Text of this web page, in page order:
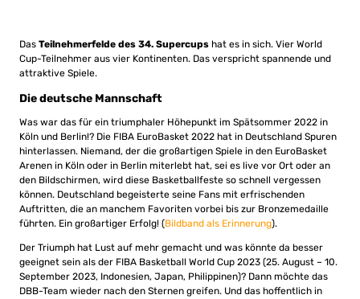
Das Teilnehmerfelde des 34. Supercups hat es in sich. Vier World
Cup-Teilnehmer aus vier Kontinenten. Das verspricht spannende und
attraktive Spiele.
Die deutsche Mannschaft
Was war das für ein triumphaler Höhepunkt im Spätsommer 2022 in
Köln und Berlin!? Die FIBA EuroBasket 2022 hat in Deutschland Spuren
hinterlassen. Niemand, der die großartigen Spiele in den EuroBasket
Arenen in Köln oder in Berlin miterlebt hat, sei es live vor Ort oder an
den Bildschirmen, wird diese Basketballfeste so schnell vergessen
können. Deutschland begeisterte seine Fans mit erfrischenden
Auftritten, die an manchem Favoriten vorbei bis zur Bronzemedaille
führten. Ein großartiger Erfolg! (Bildband als Erinnerung).
Der Triumph hat Lust auf mehr gemacht und was könnte da besser
geeignet sein als der FIBA Basketball World Cup 2023 (25. August – 10.
September 2023, Indonesien, Japan, Philippinen)? Dann möchte das
DBB-Team wieder nach den Sternen greifen. Und das hoffentlich in